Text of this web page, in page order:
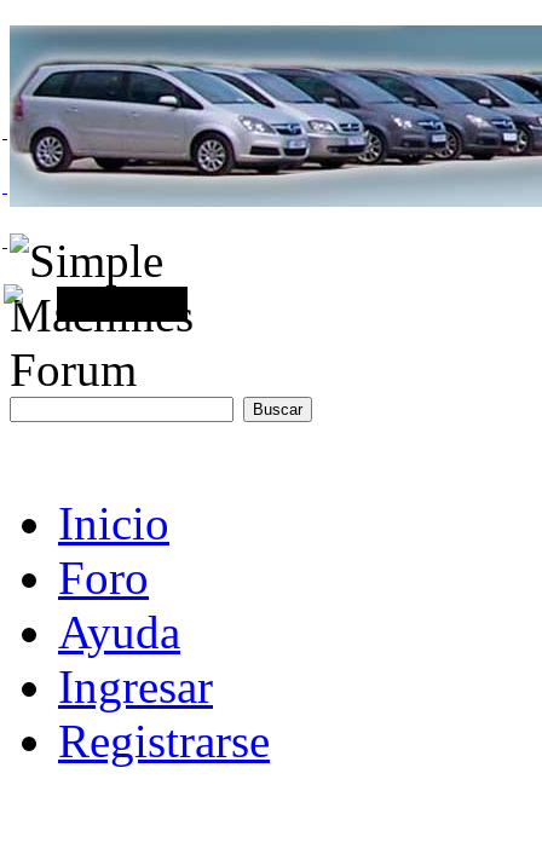
Inicio
Foro
Ayuda
Ingresar
Registrarse